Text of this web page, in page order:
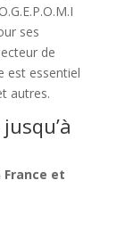
ses
de
est essentiel
autres.
et